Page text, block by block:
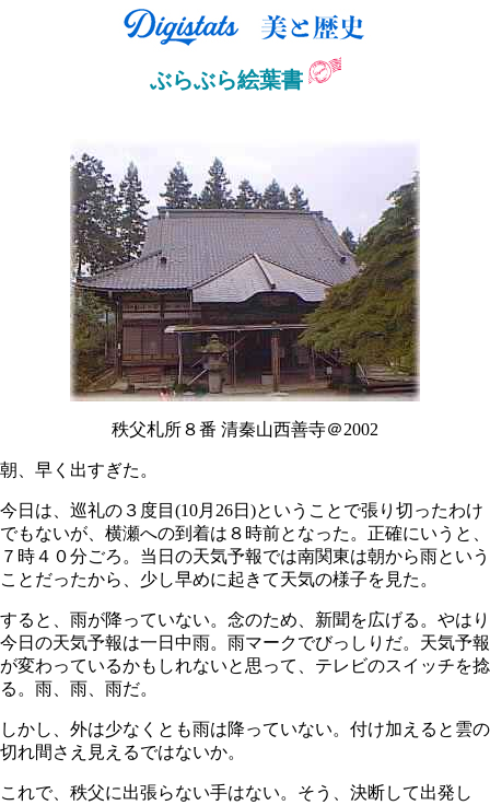
ぶらぶら絵葉書
秩父札所８番 清秦山西善寺＠2002
朝、早く出すぎた。
今日は、巡礼の３度目(10月26日)ということで張り切ったわけ
でもないが、横瀬への到着は８時前となった。正確にいうと、
７時４０分ごろ。当日の天気予報では南関東は朝から雨という
ことだったから、少し早めに起きて天気の様子を見た。
すると、雨が降っていない。念のため、新聞を広げる。やはり
今日の天気予報は一日中雨。雨マークでびっしりだ。天気予報
が変わっているかもしれないと思って、テレビのスイッチを捻
る。雨、雨、雨だ。
しかし、外は少なくとも雨は降っていない。付け加えると雲の
切れ間さえ見えるではないか。
これで、秩父に出張らない手はない。そう、決断して出発し